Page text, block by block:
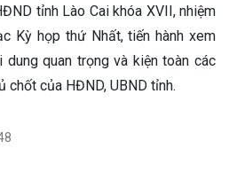
quan trọng và kiện toàn các
chốt của HĐND, UBND tỉnh.